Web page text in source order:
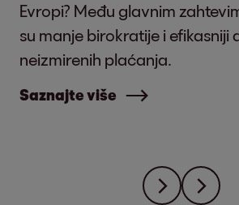
Evropi? Među glavnim
su manje birokratije i efikasniji
neizmirenih plaćanja.
Saznajte više